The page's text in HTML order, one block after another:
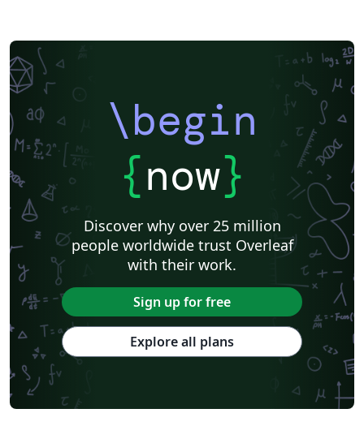
\begin
{now}
Discover why over 25 million
people worldwide trust Overleaf
with their work.
Sign up for free
Explore all plans